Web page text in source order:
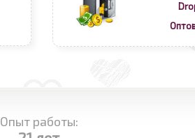
Опыт работы: